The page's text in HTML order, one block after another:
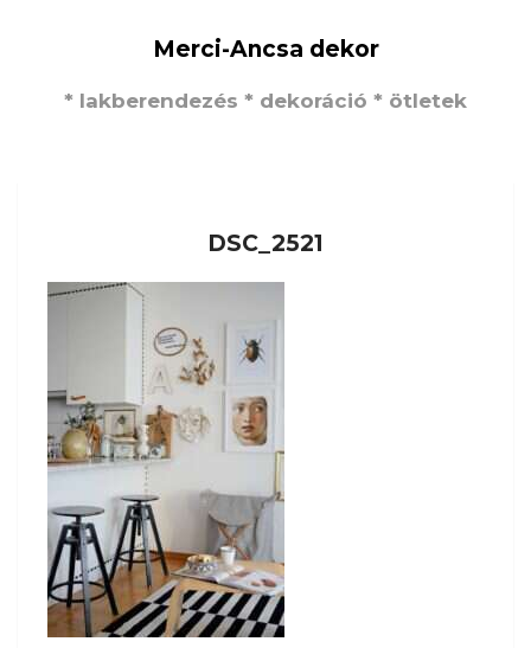
Merci-Ancsa dekor
* lakberendezés * dekoráció * ötletek
DSC_2521